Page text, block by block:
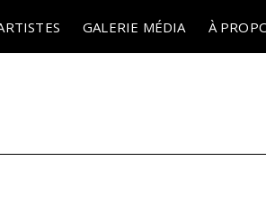
GALERIE MÉDIA À